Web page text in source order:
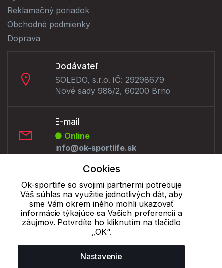
Reklamačný poriadok
Obchodné podmienky
Doprava
Dodávateľ
SOLEDO, s.r.o. IČ: 29298679
Nové sady 988/2, 60200 Brno
E-mail
Online
info@ok-sportlife.sk
Offline
+421 277 270 090
Cookie - podrobné nastavenie| Ďalšie informácie
osobných údajov
Cookies
Ok-sportlife so svojimi partnermi potrebuje
Váš súhlas na využitie jednotlivých dát, aby
sme Vám okrem iného mohli ukazovať
informácie týkajúce sa Vašich preferencií a
záujmov. Potvrdíte ho kliknutím na tlačidlo
„OK“.
Nastavenie